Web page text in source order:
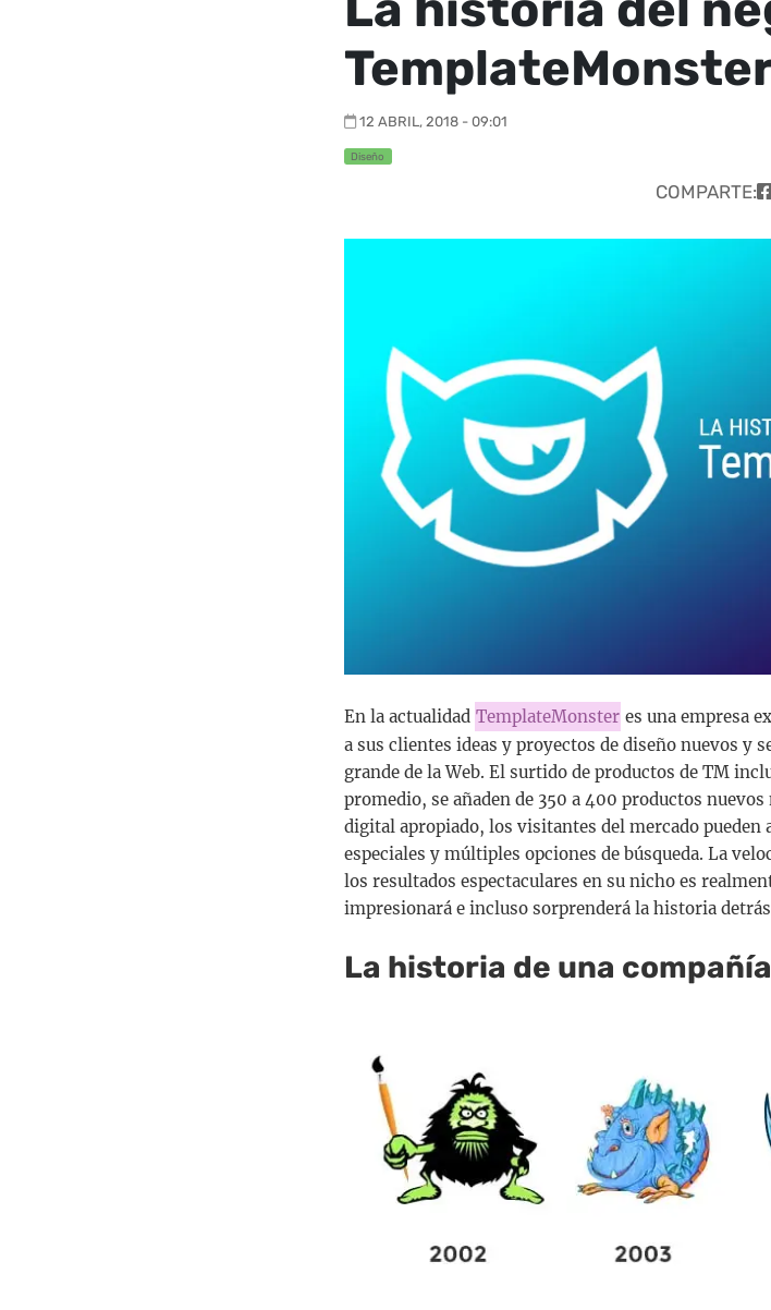
12 ABRIL, 2018 - 09:01
Diseño
COMPARTE:
En la actualidad TemplateMonster es una empresa
a sus clientes ideas y proyectos de diseño nuevos y
grande de la Web. El surtido de productos de TM
promedio, se añaden de 350 a 400 productos
digital apropiado, los visitantes del mercado
especiales y múltiples opciones de búsqueda. La
los resultados espectaculares en su nicho es
impresionará e incluso sorprenderá la historia
La historia de una